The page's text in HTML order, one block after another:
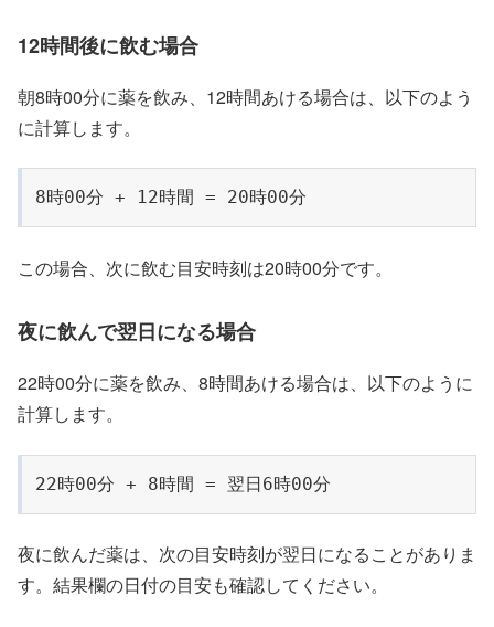
12時間後に飲む場合
朝8時00分に薬を飲み、12時間あける場合は、以下のよう
に計算します。
8時00分 + 12時間 = 20時00分
この場合、次に飲む目安時刻は20時00分です。
夜に飲んで翌日になる場合
22時00分に薬を飲み、8時間あける場合は、以下のように
計算します。
22時00分 + 8時間 = 翌日6時00分
夜に飲んだ薬は、次の目安時刻が翌日になることがありま
す。結果欄の日付の目安も確認してください。